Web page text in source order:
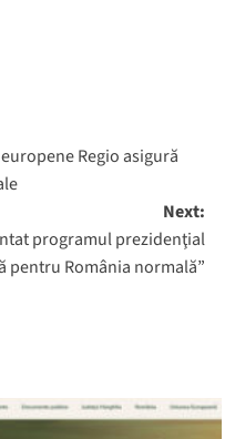
Regio asigură
Next:
programul prezidenţial
pentru România normală”